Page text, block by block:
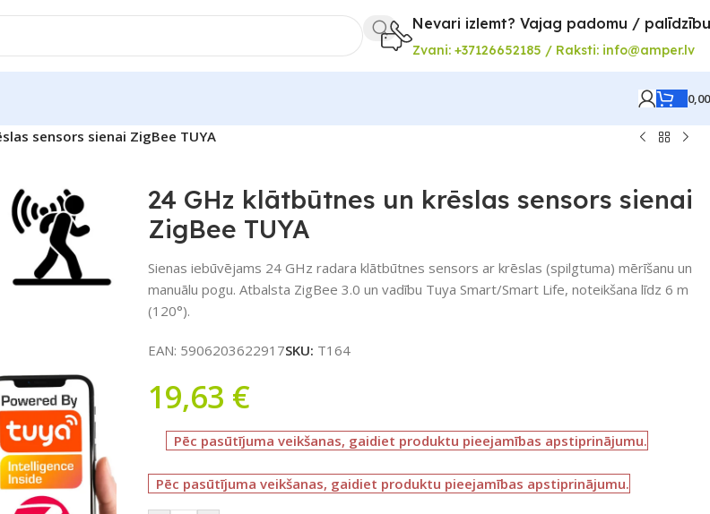
Nevari izlemt? Vajag padomu /
Zvani: +37126652185 / Raksti: info@amper.lv
sensors sienai ZigBee TUYA
24 GHz klātbūtnes un krēslas sensors sienai
ZigBee TUYA
Sienas iebūvējams 24 GHz radara klātbūtnes sensors ar krēslas (spilgtuma) mērīšanu un
manuālu pogu. Atbalsta ZigBee 3.0 un vadību Tuya Smart/Smart Life, noteikšana līdz 6 m
(120°).
EAN: 5906203622917SKU: T164
19,63 €
Pēc pasūtījuma veikšanas, gaidiet produktu pieejamības apstiprinājumu.
Pēc pasūtījuma veikšanas, gaidiet produktu pieejamības apstiprinājumu.